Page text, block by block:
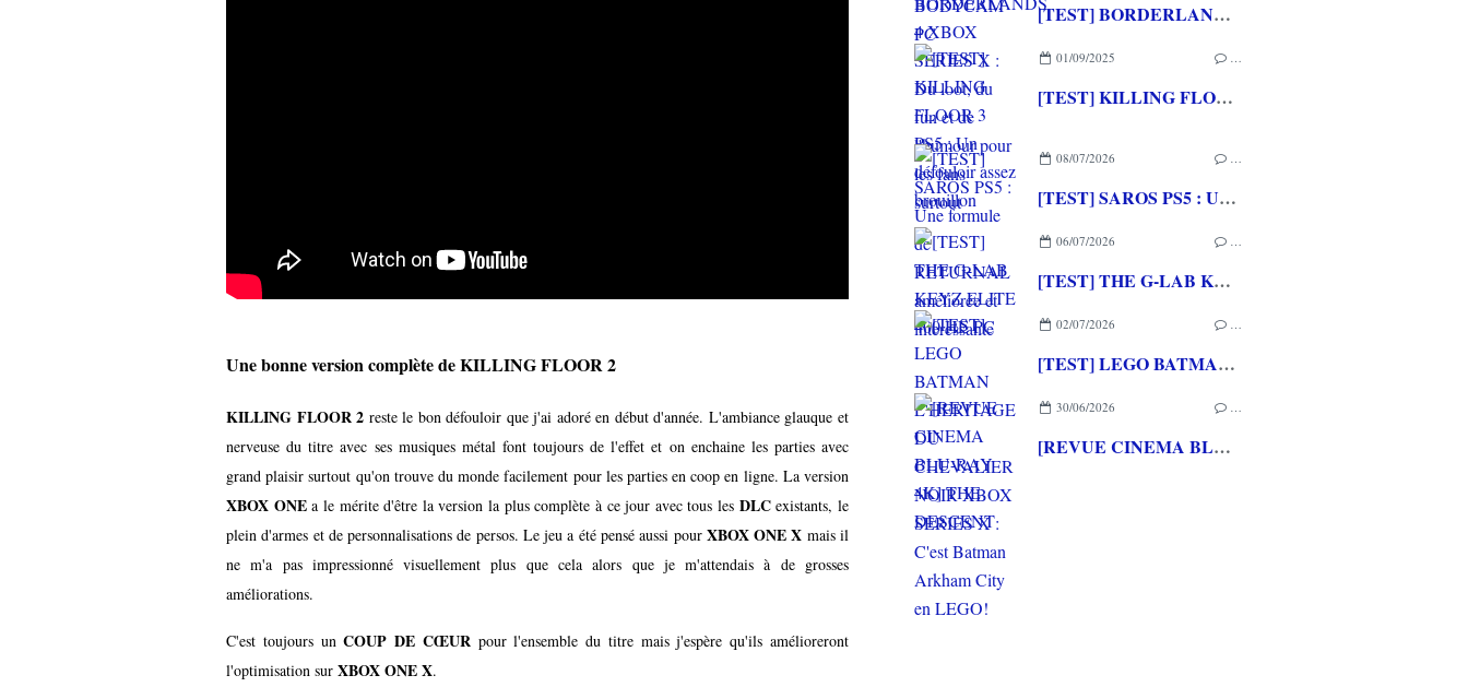
Une bonne version complète de KILLING FLOOR 2
KILLING FLOOR 2 reste le bon défouloir que j'ai adoré en début d'année. L'ambiance glauque et
nerveuse du titre avec ses musiques métal font toujours de l'effet et on enchaine les parties avec
grand plaisir surtout qu'on trouve du monde facilement pour les parties en coop en ligne. La version
XBOX ONEa le mérite d'être la version la plus complète à ce jour avec tous les DLCexistants, le
plein d'armes et de personnalisations de persos. Le jeu a été pensé aussi pour XBOX ONE X mais il
ne m'a pas impressionné visuellement plus que cela alors que je m'attendais à de grosses
améliorations.
C'est toujours unCOUP DE CŒURpour l'ensemble du titre mais j'espère qu'ils amélioreront
l'optimisation sur XBOX ONE X.
[TEST] BORDERLANDS 4 XBOX SERIES X : Du loot, du fun et de l'humour pour les fans surtout
01/09/2025 …
[TEST] KILLING FLOOR 3 PS5 : Un défouloir assez brouillon
08/07/2026 …
[TEST] SAROS PS5 : Une formule de RETURNAL améliorée et interessante
06/07/2026 …
[TEST] THE G-LAB KEYZ ELITE 400 HE PC
02/07/2026 …
[TEST] LEGO BATMAN L'HERITAGE DU CHEVALIER NOIR XBOX SERIES X : C'est Batman Arkham City en LEGO!
30/06/2026 …
[REVUE CINEMA BLU-RAY 4K] THE DESCENT